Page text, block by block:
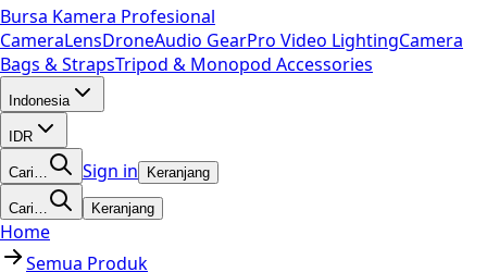
Bursa Kamera Profesional
CameraLensDroneAudio GearPro Video LightingCamera
Bags & StrapsTripod & Monopod Accessories
Indonesia
IDR
Cari… Sign in Keranjang
Cari… Keranjang
Home
Semua Produk